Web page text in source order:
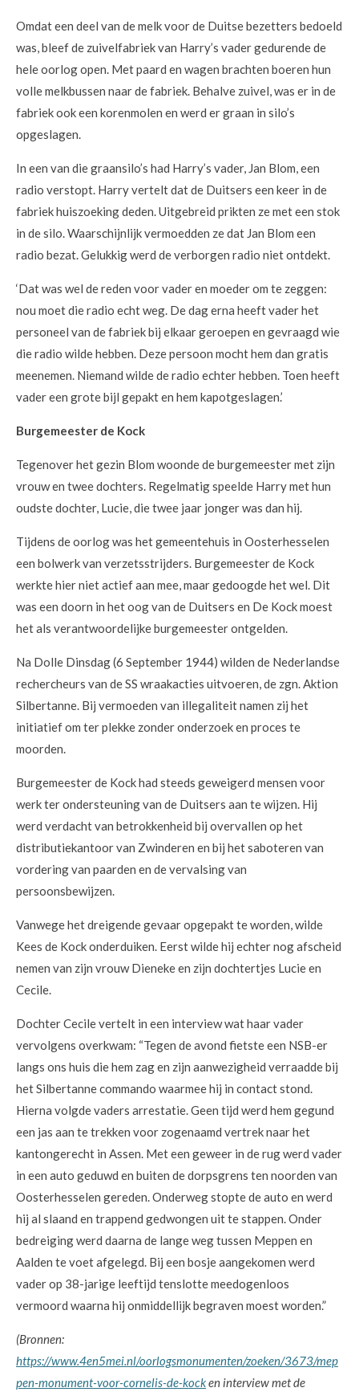
Omdat een deel van de melk voor de Duitse bezetters bedoeld
was, bleef de zuivelfabriek van Harry’s vader gedurende de
hele oorlog open. Met paard en wagen brachten boeren hun
volle melkbussen naar de fabriek. Behalve zuivel, was er in de
fabriek ook een korenmolen en werd er graan in silo’s
opgeslagen.
In een van die graansilo’s had Harry’s vader, Jan Blom, een
radio verstopt. Harry vertelt dat de Duitsers een keer in de
fabriek huiszoeking deden. Uitgebreid prikten ze met een stok
in de silo. Waarschijnlijk vermoedden ze dat Jan Blom een
radio bezat. Gelukkig werd de verborgen radio niet ontdekt.
‘Dat was wel de reden voor vader en moeder om te zeggen:
nou moet die radio echt weg. De dag erna heeft vader het
personeel van de fabriek bij elkaar geroepen en gevraagd wie
die radio wilde hebben. Deze persoon mocht hem dan gratis
meenemen. Niemand wilde de radio echter hebben. Toen heeft
vader een grote bijl gepakt en hem kapotgeslagen.’
Burgemeester de Kock
Tegenover het gezin Blom woonde de burgemeester met zijn
vrouw en twee dochters. Regelmatig speelde Harry met hun
oudste dochter, Lucie, die twee jaar jonger was dan hij.
Tijdens de oorlog was het gemeentehuis in Oosterhesselen
een bolwerk van verzetsstrijders. Burgemeester de Kock
werkte hier niet actief aan mee, maar gedoogde het wel. Dit
was een doorn in het oog van de Duitsers en De Kock moest
het als verantwoordelijke burgemeester ontgelden.
Na Dolle Dinsdag (6 September 1944) wilden de Nederlandse
rechercheurs van de SS wraakacties uitvoeren, de zgn. Aktion
Silbertanne. Bij vermoeden van illegaliteit namen zij het
initiatief om ter plekke zonder onderzoek en proces te
moorden.
Burgemeester de Kock had steeds geweigerd mensen voor
werk ter ondersteuning van de Duitsers aan te wijzen. Hij
werd verdacht van betrokkenheid bij overvallen op het
distributiekantoor van Zwinderen en bij het saboteren van
vordering van paarden en de vervalsing van
persoonsbewijzen.
Vanwege het dreigende gevaar opgepakt te worden, wilde
Kees de Kock onderduiken. Eerst wilde hij echter nog afscheid
nemen van zijn vrouw Dieneke en zijn dochtertjes Lucie en
Cecile.
Dochter Cecile vertelt in een interview wat haar vader
vervolgens overkwam: “Tegen de avond fietste een NSB-er
langs ons huis die hem zag en zijn aanwezigheid verraadde bij
het Silbertanne commando waarmee hij in contact stond.
Hierna volgde vaders arrestatie. Geen tijd werd hem gegund
een jas aan te trekken voor zogenaamd vertrek naar het
kantongerecht in Assen. Met een geweer in de rug werd vader
in een auto geduwd en buiten de dorpsgrens ten noorden van
Oosterhesselen gereden. Onderweg stopte de auto en werd
hij al slaand en trappend gedwongen uit te stappen. Onder
bedreiging werd daarna de lange weg tussen Meppen en
Aalden te voet afgelegd. Bij een bosje aangekomen werd
vader op 38-jarige leeftijd tenslotte meedogenloos
vermoord waarna hij onmiddellijk begraven moest worden.”
(Bronnen:
https://www.4en5mei.nl/oorlogsmonumenten/zoeken/3673/mep
pen-monument-voor-cornelis-de-kocken interview met de